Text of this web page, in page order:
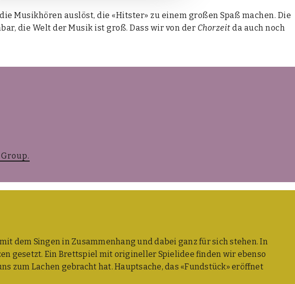
Musik­hö­ren aus­löst, die «Hits­ter» zu einem gro­ßen Spaß machen. Die
die Welt der Musik ist groß. Dass wir von der Chor­zeit da auch noch
dem Sin­gen in Zusam­men­hang und dabei ganz für sich ste­hen. In
gesetzt. Ein Brett­spiel mit ori­gi­nel­ler Spiel­idee fin­den wir eben­so
zum Lachen gebracht hat. Haupt­sa­che, das «Fund­stück» eröff­net